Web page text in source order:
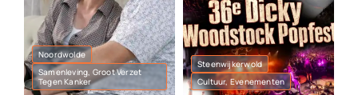
Noordwolde
Samenleving, Groot Verzet
Tegen Kanker
Steenwijkerwold
Cultuur, Evenementen